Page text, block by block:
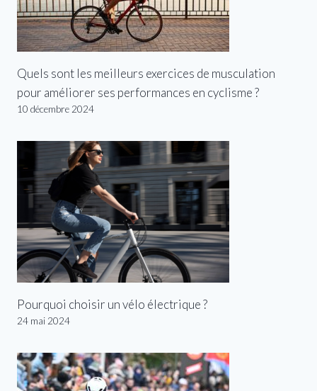
Quels sont les meilleurs exercices de musculation
pour améliorer ses performances en cyclisme ?
10 décembre 2024
Pourquoi choisir un vélo électrique ?
24 mai 2024